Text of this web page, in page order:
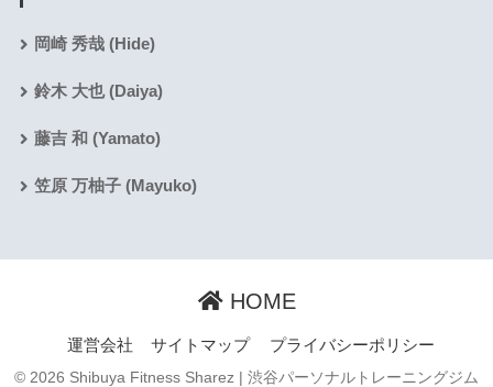
岡崎 秀哉 (Hide)
鈴木 大也 (Daiya)
藤吉 和 (Yamato)
笠原 万柚子 (Mayuko)
HOME
運営会社 サイトマップ プライバシーポリシー
© 2026 Shibuya Fitness Sharez | 渋谷パーソナルトレーニングジム